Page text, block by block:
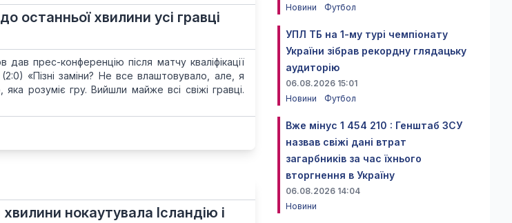
останньої хвилини усі гравці
прес-конференцію після матчу кваліфікації
«Пізні заміни? Не все влаштовувало, але, я
розуміє гру. Вийшли майже всі свіжі гравці.
нокаутувала Ісландію і
Новини
Футбол
УПЛ ТБ на 1-му турі чемпіонату
України зібрав рекордну глядацьку
аудиторію
06.08.2026 15:01
Новини
Футбол
Вже мінус 1 454 210 : Генштаб ЗСУ
назвав свіжі дані втрат
загарбників за час їхнього
вторгнення в Україну
06.08.2026 14:04
Новини